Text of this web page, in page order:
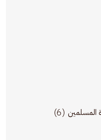
المسلمين (6)